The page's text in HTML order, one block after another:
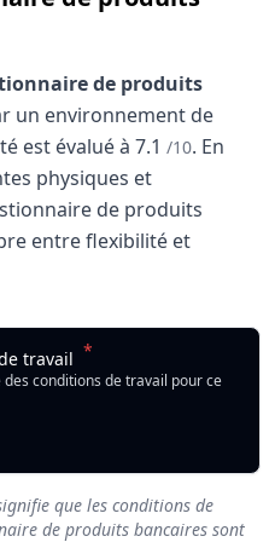
de produits
un environnement de
est évalué à 7.1 /10. En
physiques et
de produits
entre flexibilité et
de travail : Gestionnaire
Indicateur
Gestionnaire de
travail *
conditions de travail pour ce
que les conditions de
de produits bancaires sont